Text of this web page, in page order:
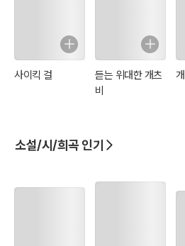
사이킥 걸
듣는 위대한 개츠
비
소설/시/희곡 인기